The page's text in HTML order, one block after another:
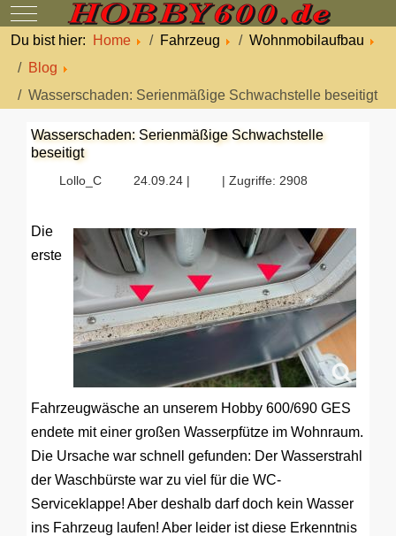
Mobile Menu Toggle
Du bist hier:
Home Fahrzeug
Wohnmobilaufbau
Blog
Wasserschaden: Serienmäßige Schwachstelle beseitigt
Wasserschaden: Serienmäßige Schwachstelle
beseitigt
Lollo_C 24.09.24 | | Zugriffe: 2908
Die
erste
Fahrzeugwäsche an unserem Hobby 600/690 GES
endete mit einer großen Wasserpfütze im Wohnraum.
Die Ursache war schnell gefunden: Der Wasserstrahl
der Waschbürste war zu viel für die WC-
Serviceklappe! Aber deshalb darf doch kein Wasser
ins Fahrzeug laufen! Aber leider ist diese Erkenntnis